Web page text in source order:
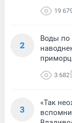
19
2
Воды по
3 682
3
«Так